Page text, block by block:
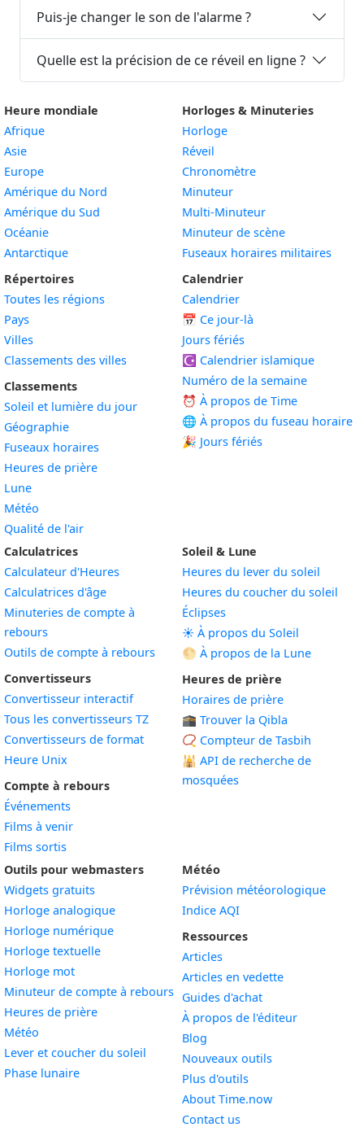
Puis-je changer le son de l'alarme ?
Quelle est la précision de ce réveil en ligne ?
Heure mondiale
Afrique
Asie
Europe
Amérique du Nord
Amérique du Sud
Océanie
Antarctique
Répertoires
Toutes les régions
Pays
Villes
Classements des villes
Classements
Soleil et lumière du jour
Géographie
Fuseaux horaires
Heures de prière
Lune
Météo
Qualité de l'air
Horloges & Minuteries
Horloge
Réveil
Chronomètre
Minuteur
Multi-Minuteur
Minuteur de scène
Fuseaux horaires militaires
Calendrier
Calendrier
📅 Ce jour-là
Jours fériés
☪️ Calendrier islamique
Numéro de la semaine
⏰ À propos de Time
🌐 À propos du fuseau horaire
🎉 Jours fériés
Calculatrices
Calculateur d'Heures
Calculatrices d'âge
Minuteries de compte à
rebours
Outils de compte à rebours
Convertisseurs
Convertisseur interactif
Tous les convertisseurs TZ
Convertisseurs de format
Heure Unix
Compte à rebours
Événements
Films à venir
Films sortis
Soleil & Lune
Heures du lever du soleil
Heures du coucher du soleil
Éclipses
☀️ À propos du Soleil
🌕 À propos de la Lune
Heures de prière
Horaires de prière
🕋 Trouver la Qibla
📿 Compteur de Tasbih
🕌 API de recherche de
mosquées
Outils pour webmasters
Widgets gratuits
Horloge analogiqueWidget
Horloge numériqueWidget
Horloge textuelleWidget
Horloge motWidget
Minuteur de compte à rebours Widget
Heures de prièreWidget
Météo
Lever et coucher du soleil
Phase lunaireWidget
Météo
Prévision météorologique
Indice AQI
Ressources
Articles
Articles en vedette
Guides d'achat
À propos de l'éditeur
Blog
Nouveaux outils
Plus d'outils
About Time.now
Contact us